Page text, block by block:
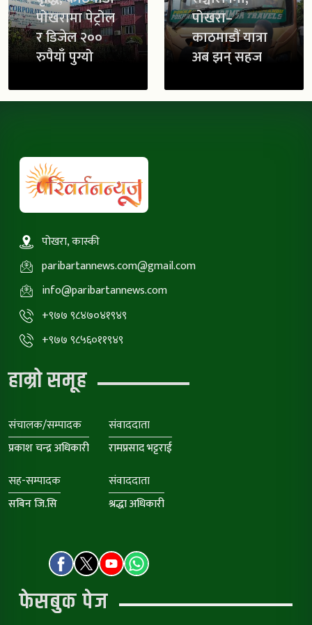
पोखरामा पेट्रोल
र डिजेल २००
रुपैयाँ पुग्यो
पोखरा–
काठमाडौं यात्रा
अब झन् सहज
पोखरा, कास्की
paribartannews.com@gmail.com
info@paribartannews.com
+९७७ ९८४७०४१९४९
+९७७ ९८५६०११९४९
हाम्रो समूह
संचालक/सम्पादक
प्रकाश चन्द्र अधिकारी
संवाददाता
रामप्रसाद भट्टराई
सह-सम्पादक
सबिन जि.सि
संवाददाता
श्रद्धा अधिकारी
फेसबुक पेज